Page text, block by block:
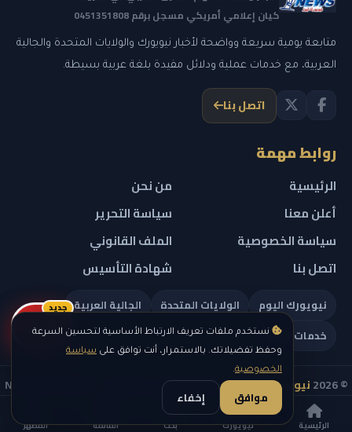
الرئيسية نيويورك بحث القائمة المظهر
نستخدم ملفات تعريف الارتباط الأساسية لتحسين السرعة
وحفظ تفضيلاتك. بالاستمرار، أنت توافق على سياسة
الخصوصية.
موافق إخفاء
كيان إعلامي أمريكي مسجل برقم 0451351808
متابعة يومية سريعة وواضحة لأخبار نيويورك والولايات المتحدة والجالية
العربية، مع خدمات عملية ودلائل مفيدة بلغة عربية بسيطة.
اتصل بنا
روابط مهمة
الرئيسية
من نحن
أعلن معنا
سياسة التحرير
سياسة الخصوصية
الملف القانوني
اتصل بنا
شهادة التأسيس
نيويورك اليوم الولايات المتحدة
الجالية العربية
خدمات تهمك
© 2026 نيويورك نيوز
— جميع الحقوق محفوظة — NEW YORK NEWS
IN ARABIC LLC — رقم التسجيل 0451351808
ريلز
جديد